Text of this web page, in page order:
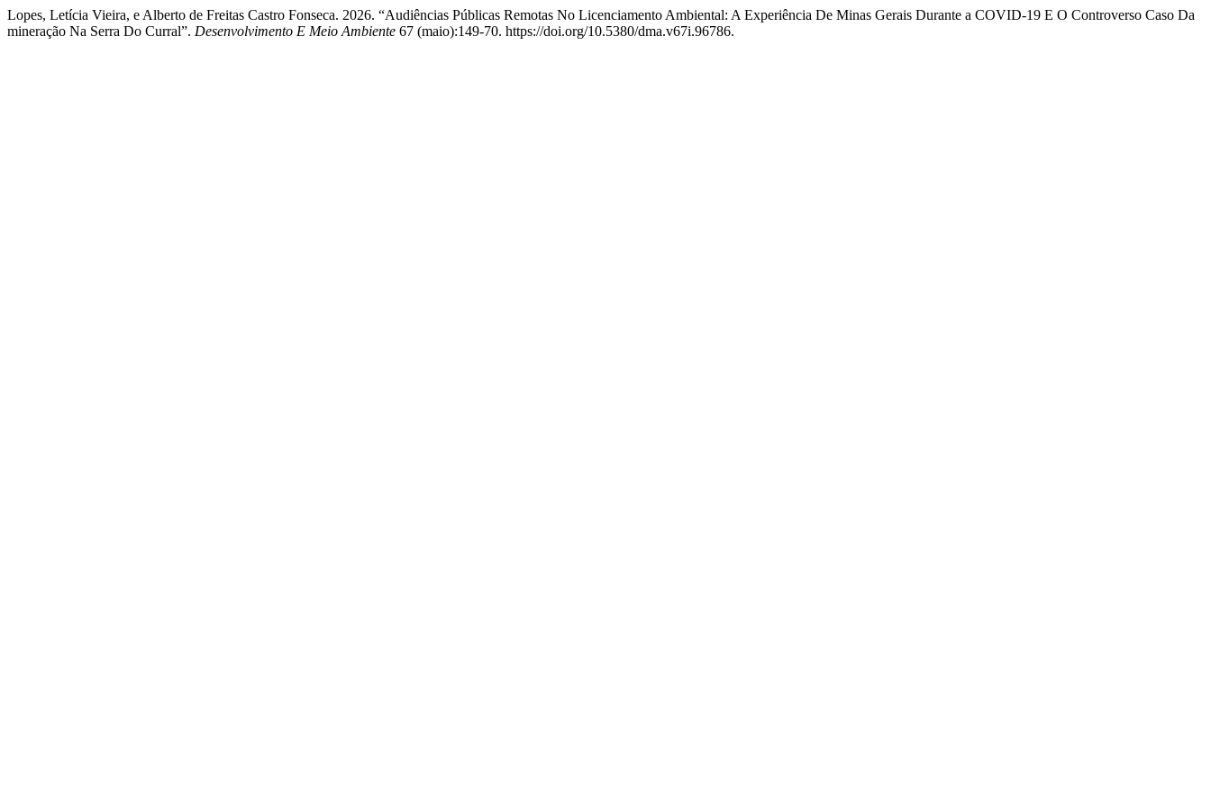
Lopes, Letícia Vieira, e Alberto de Freitas Castro Fonseca. 2026. “Audiências Públicas Remotas No Licenciamento Ambiental: A Experiência De Minas Gerais Durante a COVID-19 E O Controverso Caso Da
mineração Na Serra Do Curral”. Desenvolvimento E Meio Ambiente 67 (maio):149-70. https://doi.org/10.5380/dma.v67i.96786.